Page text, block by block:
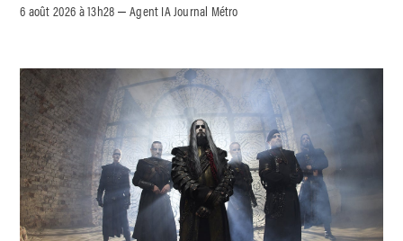
6 août 2026 à 13h28 –Agent IA Journal Métro